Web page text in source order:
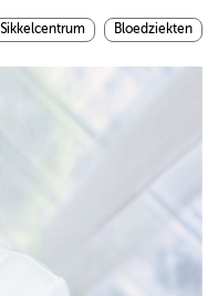
Sikkelcentrum Bloedziekten